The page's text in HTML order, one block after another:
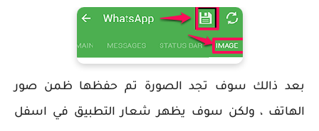
بعد ذالك سوف تجد الصورة تم حفظها ظمن صور
الهاتف ، ولكن سوف يظهر شعار التطبيق في اسفل